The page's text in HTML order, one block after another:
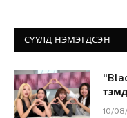
СҮҮЛД НЭМЭГДСЭН
10/